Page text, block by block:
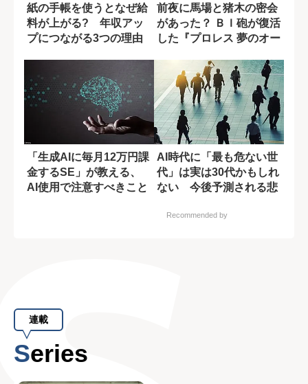
紙の手帳を使うとなぜ給
料が上がる? 年収アッ
プにつながる3つの理由
前夜に馬場と猪木の密会
があった？ ＢＩ砲が復活
した『プロレス 夢のオー
「生成AIに毎月12万円課
金するSE」が教える、
AI使用で注意すべきこと
AI時代に「最も危ない世
代」は実は30代かもしれ
ない 今後予測される悲
Recommended by
連載
Series